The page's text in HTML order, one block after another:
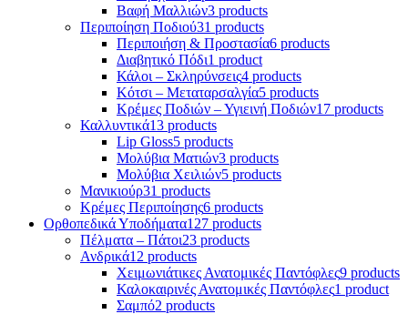
Βαφή Μαλλιών3 products
Περιποίηση Ποδιού31 products
Περιποιήση & Προστασία6 products
Διαβητικό Πόδι1 product
Κάλοι – Σκληρύνσεις4 products
Κότσι – Μεταταρσαλγία5 products
Κρέμες Ποδιών – Υγιεινή Ποδιών17 products
Καλλυντικά13 products
Lip Gloss5 products
Μολύβια Ματιών3 products
Μολύβια Χειλιών5 products
Μανικιούρ31 products
Κρέμες Περιποίησης6 products
Ορθοπεδικά Υποδήματα127 products
Πέλματα – Πάτοι23 products
Ανδρικά12 products
Χειμωνιάτικες Ανατομικές Παντόφλες9 products
Καλοκαιρινές Ανατομικές Παντόφλες1 product
Σαμπό2 products